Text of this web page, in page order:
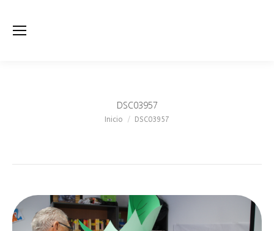
DSC03957
Estás aquí:
Inicio DSC03957